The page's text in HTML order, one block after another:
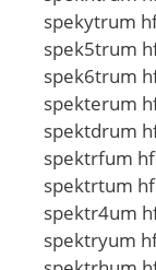
spekytrum
spek5trum
spek6trum
spekterum
spektdrum
spektrfum
spektrtum
spektr4um
spektryum